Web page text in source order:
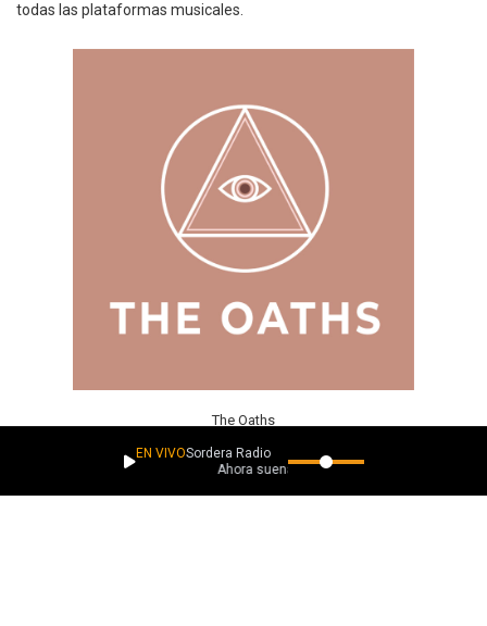
todas las plataformas musicales.
The Oaths
“Dance with me” forma parte de una renovación de la banda, que
EN VIVOSordera Radio
Ahora suena